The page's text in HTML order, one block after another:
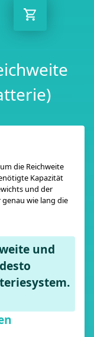
die Reichweite
Kapazität
und der
wie lang die
und